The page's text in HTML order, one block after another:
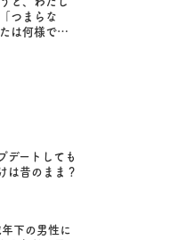
つまらな
は何様です
デートしても
は昔のまま？
下の男性に